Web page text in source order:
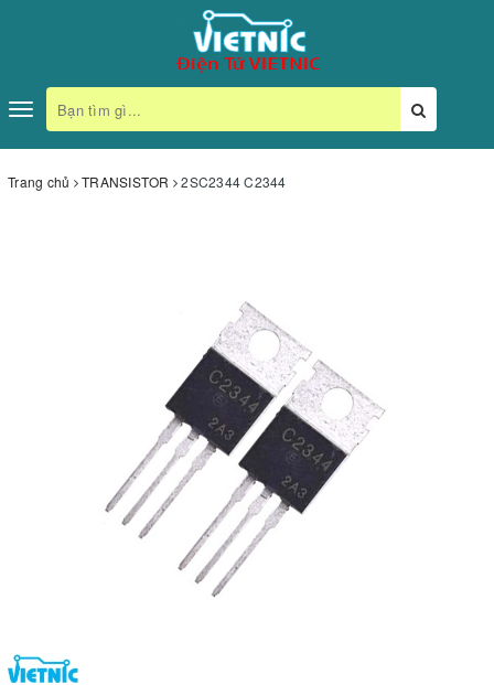
Toggle
navigation
Trang chủ TRANSISTOR 2SC2344 C2344